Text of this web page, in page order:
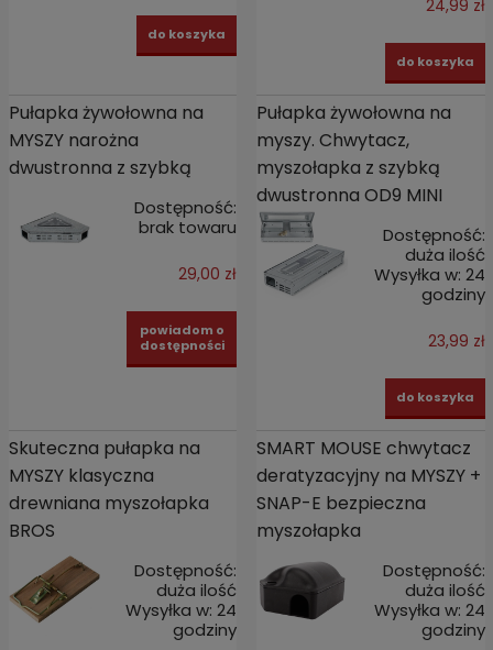
do koszyka
24,99 zł
do koszyka
Pułapka żywołowna na
MYSZY narożna
dwustronna z szybką
Dostępność:
brak towaru
29,00 zł
powiadom o
dostępności
Pułapka żywołowna na
myszy. Chwytacz,
myszołapka z szybką
dwustronna OD9 MINI
Dostępność:
duża ilość
Wysyłka w: 24
godziny
23,99 zł
do koszyka
Skuteczna pułapka na
MYSZY klasyczna
drewniana myszołapka
BROS
Dostępność:
duża ilość
Wysyłka w: 24
godziny
SMART MOUSE chwytacz
deratyzacyjny na MYSZY +
SNAP-E bezpieczna
myszołapka
Dostępność:
duża ilość
Wysyłka w: 24
godziny